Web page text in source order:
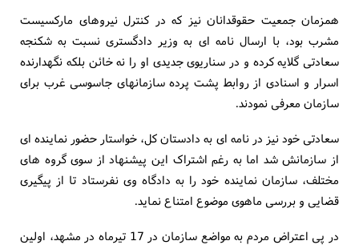
همزمان جمعیت حقوقدانان نیز که در کنترل نیروهای مارکسیست
مشرب بود، با ارسال نامه ای به وزیر دادگستری نسبت به شکنجه
سعادتی گلایه کرده و در سناریوی جدیدی او را نه خائن بلکه نگهدارنده
اسرار و اسنادی از روابط پشت پرده سازمانهای جاسوسی غرب برای
سازمان معرفی نمودند.
سعادتی خود نیز در نامه ای به دادستان کل، خواستار حضور نماینده ای
از سازمانش شد اما به رغم اشتراک این پیشنهاد از سوی گروه های
مختلف، سازمان نماینده خود را به دادگاه وی نفرستاد تا از پیگیری
قضایی و بررسی ماهوی موضوع امتناع نماید.
در پی اعتراض مردم به مواضع سازمان در 17 تیرماه در مشهد، اولین